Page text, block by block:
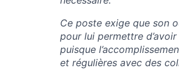
Ce poste exige que son
pour lui permettre
puisque
et régulières avec des